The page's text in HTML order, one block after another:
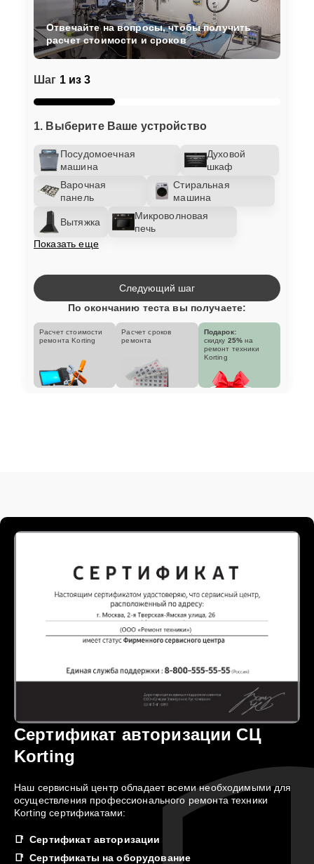
Шаг 1 из 3
1. Выберите Ваше устройство
Посудомоечная
машина
Духовой
шкаф
Варочная
панель
Стиральная
машина
Вытяжка
Микроволновая
печь
Показать еще
Отвечайте на вопросы, чтобы получить
расчет стоимости и сроков
Следующий шаг
По окончанию теста вы получаете:
Расчет стоимости
ремонта Korting
Расчет сроков
ремонта
Подарок:
скидку 25% на
ремонт техники
Korting
Сертификат авторизации СЦ
Korting
Наш сервисный центр обладает всеми необходимыми для
осуществления профессионального ремонта техники
Korting сертификатами:
Сертификат авторизации
Сертификаты на оборудование